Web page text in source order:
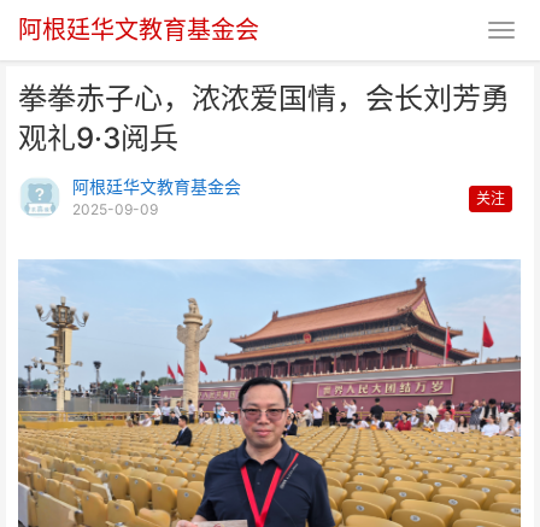
阿根廷华文教育基金会
拳拳赤子心，浓浓爱国情，会长刘芳勇
观礼9·3阅兵
阿根廷华文教育基金会
2025-09-09
关注
拳拳赤子心，浓浓爱国情，会长刘
芳勇观礼9·3阅兵